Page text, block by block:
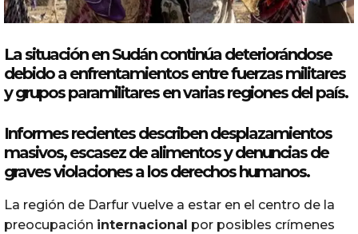
La situación enSudáncontinúa deteriorándose
debido a enfrentamientos entre fuerzas militares
y grupos paramilitares en varias regiones del país.
Informes recientes describen desplazamientos
masivos, escasez de alimentos y denuncias de
graves violaciones a los derechos humanos.
La región de Darfur vuelve a estar en el centro de la
preocupación internacional por posibles crímenes